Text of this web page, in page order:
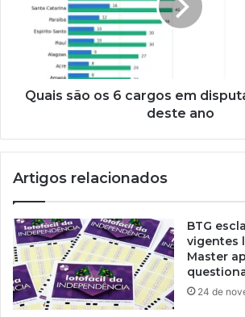
Quais são os 6 cargos em
deste ano
Artigos relacionados
BTG
vigentes
Master
24 de